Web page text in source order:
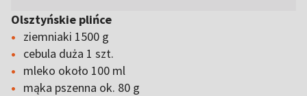
Olsztyńskie plińce
ziemniaki 1500 g
cebula duża 1 szt.
mleko około 100 ml
mąka pszenna ok. 80 g